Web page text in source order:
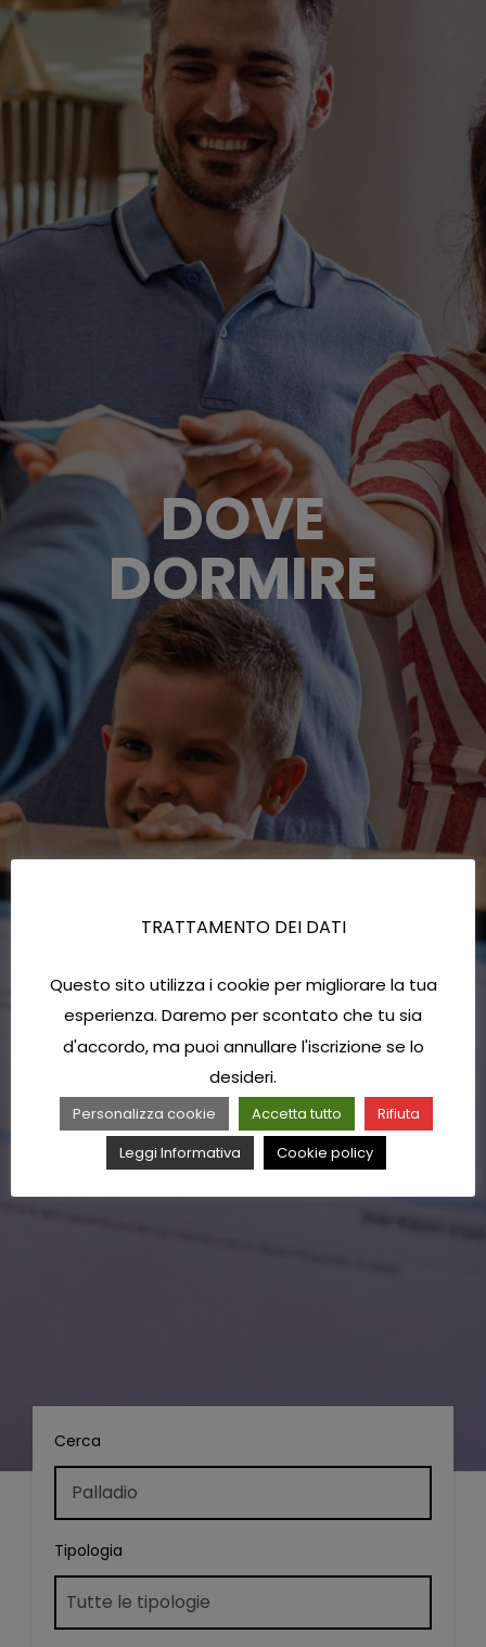
DOVE
DORMIRE
Cerca
Tipologia
TRATTAMENTO DEI DATI
Questo sito utilizza i cookie per migliorare la tua
esperienza. Daremo per scontato che tu sia
d'accordo, ma puoi annullare l'iscrizione se lo
desideri.
Personalizza cookie Accetta tutto
Rifiuta
Leggi Informativa
Cookie policy